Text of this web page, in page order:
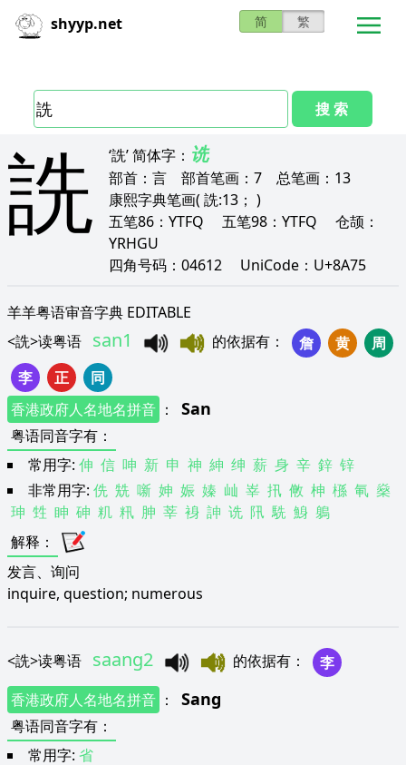
shyyp.net 简 繁
搜 索
詵 ‘詵’简体字： 诜
部首： 言 部首笔画： 7 总笔画： 13
康熙字典笔画( 詵:13； )
五笔86： YTFQ 五笔98： YTFQ 仓颉：
YRHGU
四角号码： 04612 UniCode： U+8A75
羊羊粤语审音字典 EDITABLE
<詵>读粤语 san1 的依据有 ： 詹 黄
周
李
正
同
香港政府人名地名拼音 ： San
粤语同音字有 ：
常用字: 伸 信 呻 新 申 神 紳 绅 薪 身 辛 鋅 锌
非常用字: 侁 兟 噺 妽 娠 嫀 屾 峷 扟 敒 柛 槂 氠 燊
珅 甡 眒 砷 籶 籸 胂 莘 裑 訷 诜 阠 駪 鯓 鵢
解释 ：
发言、询问
inquire, question; numerous
<詵>读粤语 saang2 的依据有 ：
李
香港政府人名地名拼音 ： Sang
粤语同音字有 ：
常用字: 省